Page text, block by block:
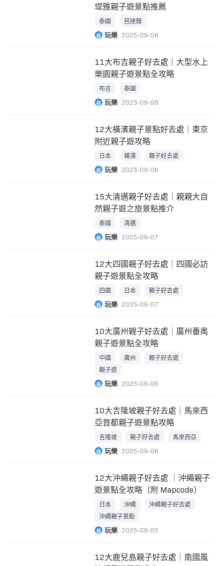
堤雅親子遊景點推薦
泰國 芭達雅
玩樂 2025-09-09
11大布吉親子好去處｜大型水上
樂園親子遊景點全攻略
布吉 泰國
玩樂 2025-09-08
12大橫濱親子景點好去處｜東京
附近親子遊攻略
日本 橫濱 親子好去處
玩樂 2025-09-08
15大清邁親子好去處｜親親大自
然親子遊之旅景點推介
泰國 清邁
玩樂 2025-09-07
12大四國親子好去處｜四國必訪
親子遊景點全攻略
四國 日本 親子好去處
玩樂 2025-09-07
10大廣州親子好去處｜廣州番禺
親子遊景點全攻略
中國 廣州
親子好去處
親子遊
玩樂 2025-09-06
10大吉隆坡親子好去處｜馬來西
亞首都親子遊景點攻略
吉隆坡 親子好去處 馬來西亞
玩樂 2025-09-06
12大沖繩親子好去處 ｜沖繩親子
遊景點全攻略（附 Mapcode）
日本 沖繩
沖繩親子好去處
沖繩親子景點
玩樂 2025-09-05
12大鹿兒島親子好去處｜南國風